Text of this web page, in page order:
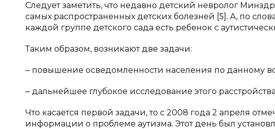
Следует заметить, что недавно детский невролог
самых распространенных детских болезней [5]. А, по
каждой группе детского сада есть ребенок с
Таким образом, возникают две задачи:
‒ повышение осведомленности населения по данному
‒ дальнейшее глубокое исследование этого
Что касается первой задачи, то с 2008 года 2 апреля
информации о проблеме аутизма. Этот день был